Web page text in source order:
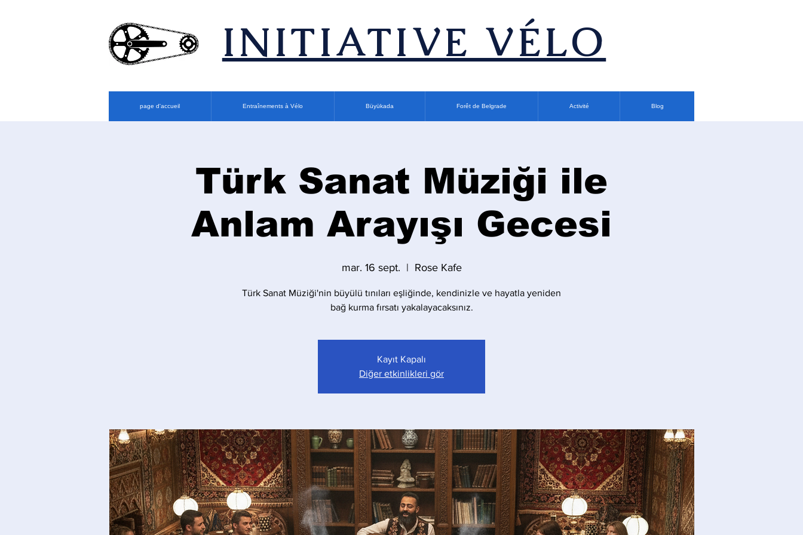
​INITIATIVE VÉLO
page d'accueil Entraînements à Vélo Büyükada Forêt de Belgrade Activité Blog
Türk Sanat Müziği ile
Anlam Arayışı Gecesi
mar. 16 sept.
  |
Rose Kafe
Türk Sanat Müziği'nin büyülü tınıları eşliğinde, kendinizle ve hayatla yeniden
bağ kurma fırsatı yakalayacaksınız.
Kayıt Kapalı
Diğer etkinlikleri gör